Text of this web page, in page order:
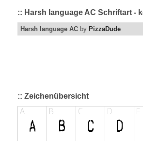
:: Harsh language AC Schriftart -
Harsh language AC by PizzaDude
:: Zeichenübersicht